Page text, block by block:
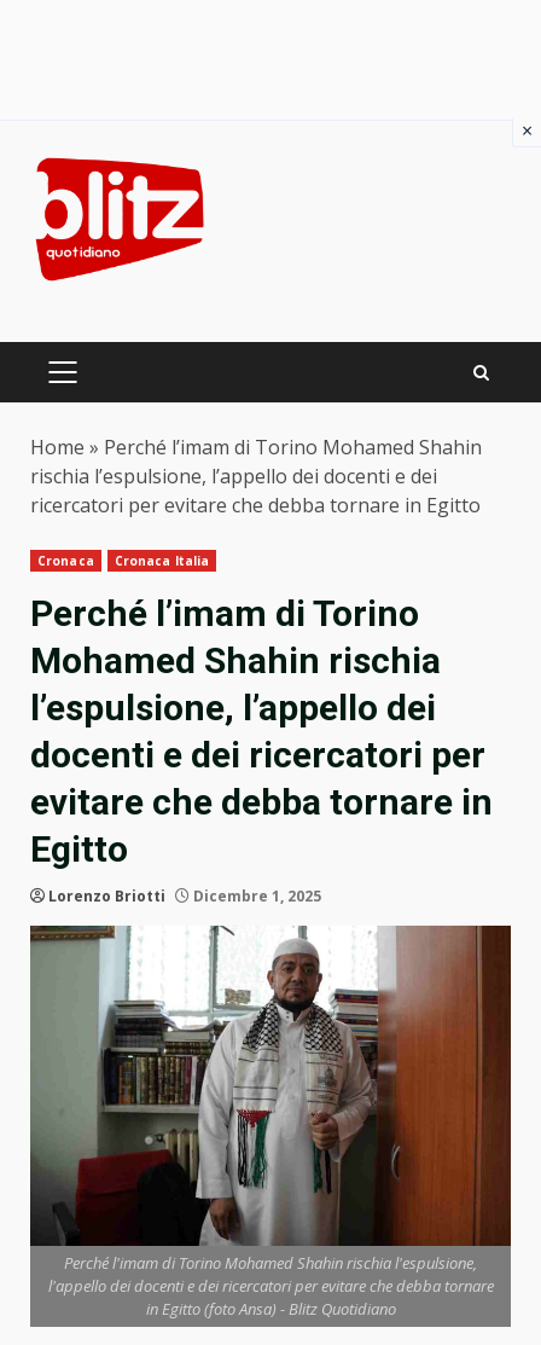
content
PRIMARY
Home » Perché l’imam di Torino Mohamed Shahin
rischia l’espulsione, l’appello dei docenti e dei
ricercatori per evitare che debba tornare in Egitto
Cronaca Cronaca Italia
Perché l’imam di Torino
Mohamed Shahin rischia
l’espulsione, l’appello dei
docenti e dei ricercatori per
evitare che debba tornare in
Egitto
Lorenzo Briotti Dicembre 1, 2025
Perché l'imam di Torino Mohamed Shahin rischia l'espulsione,
l'appello dei docenti e dei ricercatori per evitare che debba tornare
in Egitto (foto Ansa) - Blitz Quotidiano
×